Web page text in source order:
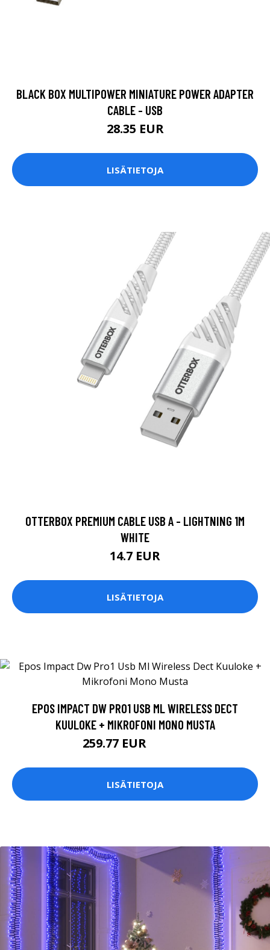
BLACK BOX MULTIPOWER MINIATURE POWER ADAPTER
CABLE - USB
28.35 EUR
LISÄTIETOJA
OTTERBOX PREMIUM CABLE USB A - LIGHTNING 1M
WHITE
14.7 EUR
LISÄTIETOJA
EPOS IMPACT DW PRO1 USB ML WIRELESS DECT
KUULOKE + MIKROFONI MONO MUSTA
259.77 EUR
LISÄTIETOJA